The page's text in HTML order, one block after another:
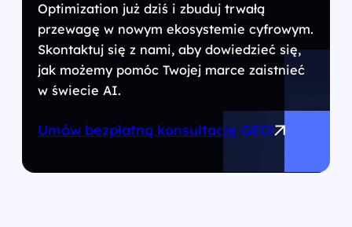
Optimization już dziś i zbuduj trwałą
przewagę w nowym ekosystemie cyfrowym.
Skontaktuj się z nami, aby dowiedzieć się,
jak możemy pomóc Twojej marce zaistnieć
w świecie AI.
Umów bezpłatną konsultację GEO!